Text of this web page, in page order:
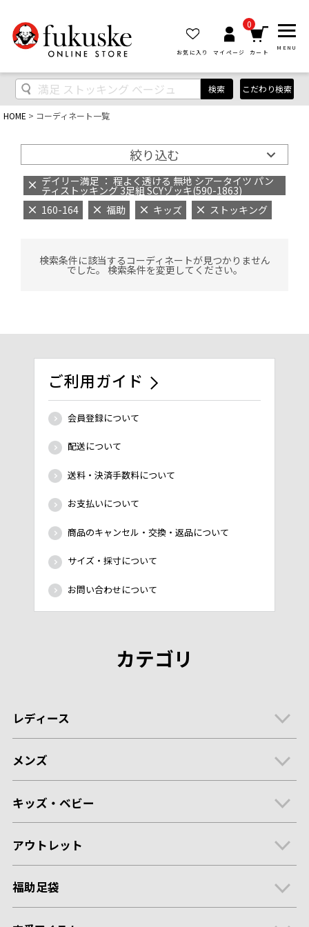
お気に入り マイページ
0
カート
MENU
検索 こだわり検索
HOME コーディネート一覧
絞り込む
デイリー満足 ： 程よく透ける 無地 シアータイツ パン
ティストッキング 3足組 SCYゾッキ(590-1863)
160-164
福助 キッズ ストッキング
検索条件に該当するコーディネートが見つかりません
でした。 検索条件を変更してください。
ご利用ガイド
会員登録について
配送について
送料・決済手数料について
お支払いについて
商品のキャンセル・交換・返品について
サイズ・採寸について
お問い合わせについて
カテゴリ
レディース
メンズ
キッズ・ベビー
アウトレット
福助足袋